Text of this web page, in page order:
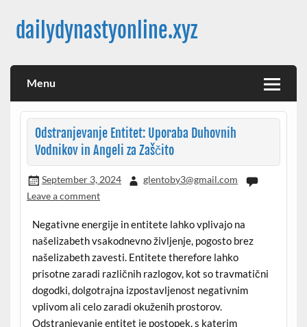
contentdailydynastyonline.xyz
Menu
Odstranjevanje Entitet: Uporaba Duhovnih
Vodnikov in Angeli za Zaščito
September 3, 2024
glentoby3@gmail.com
Leave a comment
Negativne energije in entitete lahko vplivajo na
našelizabeth vsakodnevno življenje, pogosto brez
našelizabeth zavesti. Entitete therefore lahko
prisotne zaradi različnih razlogov, kot so travmatični
dogodki, dolgotrajna izpostavljenost negativnim
vplivom ali celo zaradi okuženih prostorov.
Odstranjevanje entitet je postopek, s katerim